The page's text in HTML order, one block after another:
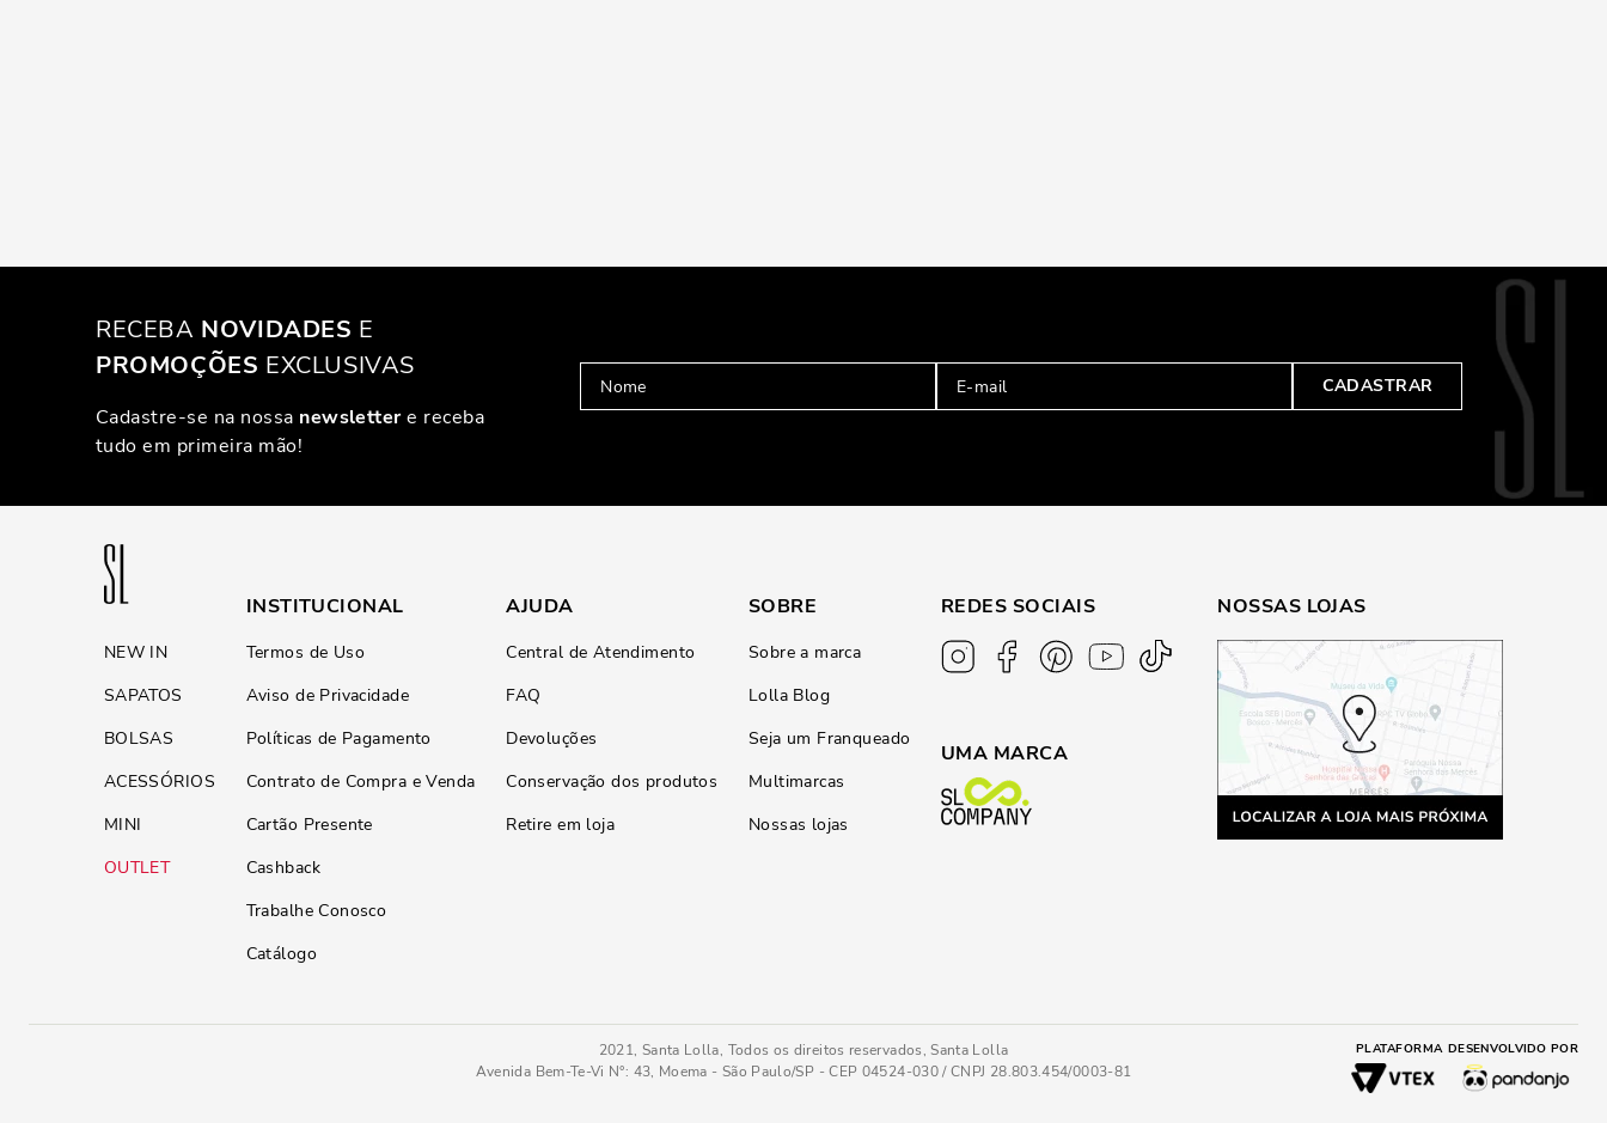
RECEBA NOVIDADES E
PROMOÇÕES EXCLUSIVAS
Cadastre-se na nossa newslettere receba
tudo em primeira mão!
CADASTRAR
NEW IN
SAPATOS
BOLSAS
ACESSÓRIOS
MINI
OUTLET
INSTITUCIONAL
Termos de Uso
Aviso de Privacidade
Políticas de Pagamento
Contrato de Compra e Venda
Cartão Presente
Cashback
Trabalhe Conosco
Catálogo
AJUDA
Central de Atendimento
FAQ
Devoluções
Conservação dos produtos
Retire em loja
SOBRE
Sobre a marca
Lolla Blog
Seja um Franqueado
Multimarcas
Nossas lojas
REDES SOCIAIS
UMA MARCA
NOSSAS LOJAS
2021, Santa Lolla, Todos os direitos reservados, Santa Lolla
Avenida Bem-Te-Vi N°: 43, Moema - São Paulo/SP - CEP 04524-030 / CNPJ 28.803.454/0003-81
PLATAFORMA DESENVOLVIDO POR